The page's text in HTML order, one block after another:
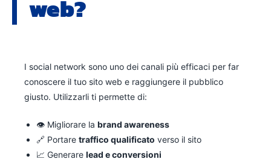
web?
I social network sono uno dei canali più efficaci per far
conoscere il tuo sito web e raggiungere il pubblico
giusto. Utilizzarli ti permette di:
👁️ Migliorare la brand awareness
🔗 Portare traffico qualificato verso il sito
📈 Generare lead e conversioni